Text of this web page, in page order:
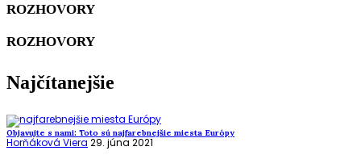
ROZHOVORY
ROZHOVORY
Najčítanejšie
Objavujte s nami: Toto sú najfarebnejšie miesta Európy
Horňáková Viera 29. júna 2021